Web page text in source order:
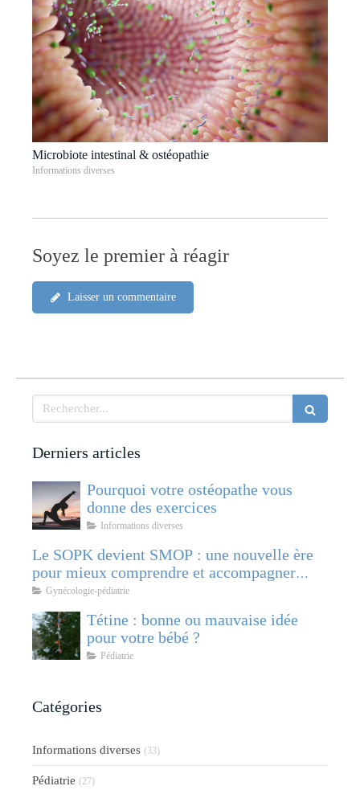
Microbiote intestinal & ostéopathie
Informations diverses
Soyez le premier à réagir
Laisser un commentaire
Rechercher
Derniers articles
Pourquoi votre ostéopathe vous
donne des exercices
Informations diverses
Le SOPK devient SMOP : une nouvelle ère
pour mieux comprendre et accompagner
cette pathologie féminine
Gynécologie-pédiatrie
Tétine : bonne ou mauvaise idée
pour votre bébé ?
Pédiatrie
Catégories
Informations diverses (33)
Pédiatrie (27)